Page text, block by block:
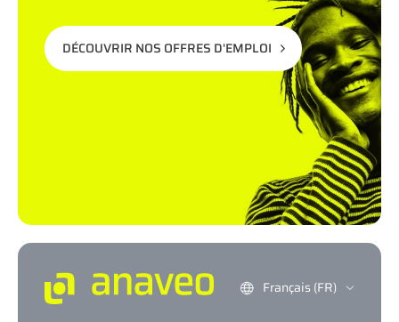
DÉCOUVRIR NOS OFFRES D'EMPLOI
Français (FR)